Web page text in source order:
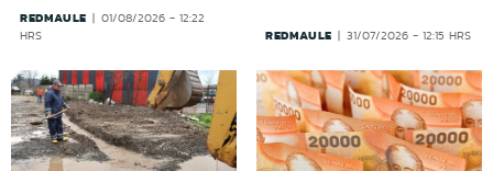
REDMAULE
01/08/2026 - 12:22
HRS
REDMAULE 31/07/2026 - 12:15 HRS